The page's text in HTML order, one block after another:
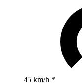
45 km/h *